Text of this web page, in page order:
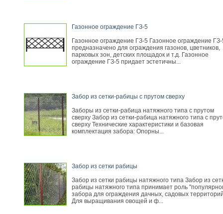
Газонное ограждение ГЗ-5
Газонное ограждение ГЗ-5 Газонное ограждение
предназначено для ограждения газонов, цветников,
парковых зон, детских площадок и т.д. Газонное
ограждение ГЗ-5 придает эстетичны...
Забор из сетки-рабицы с прутом сверху
Заборы из сетки-рабица натяжного типа с прутом
сверху Забор из сетки-рабица натяжного типа с
сверху Технические характеристики и базовая
комплектация забора: Опорны...
Забор из сетки рабицы
Забор из сетки рабицы натяжного типа Забор из
рабицы натяжного типа принимает роль
забора для ограждения дачных, садовых
Для выращивания овощей и ф...